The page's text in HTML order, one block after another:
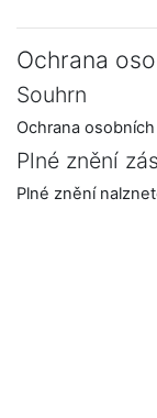
Ochrana
Souhrn
Ochrana osobních
Plné znění
Plné znění